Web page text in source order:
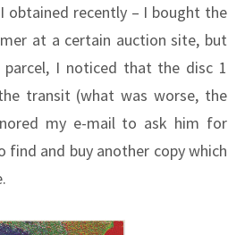
obtained recently – I bought the
at a certain auction site, but
I noticed that the disc 1
transit (what was worse, the
my e-mail to ask him for
and buy another copy which